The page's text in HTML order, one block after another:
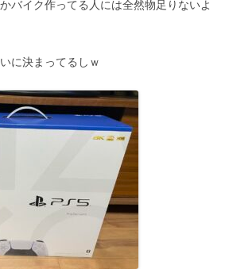
バイク作ってる人には全然物足りないよ
に決まってるしｗ